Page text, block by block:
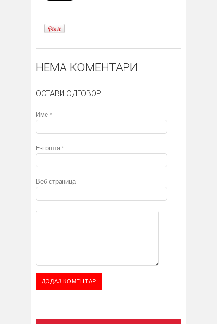
НЕМА КОМЕНТАРИ
ОСТАВИ ОДГОВОР
Име *
Е-пошта *
Веб страница